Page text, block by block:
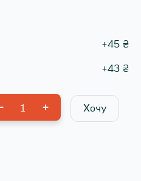
+45 ₴
+43 ₴
1 Хочу